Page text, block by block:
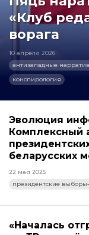
«Клуб
ворага
10 апреля 2026
антизападные
конспирология
Эволюция
Комплексный
беларусских
22 мая 2025
президентские
«Началась